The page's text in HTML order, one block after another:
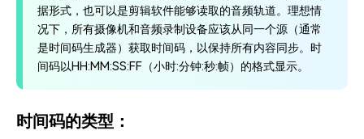
据形式，也可以是剪辑软件能够读取的音频轨道。理想情
况下，所有摄像机和音频录制设备应该从同一个源（通常
是时间码生成器）获取时间码，以保持所有内容同步。时
间码以HH:MM:SS:FF（小时:分钟:秒:帧）的格式显示。
时间码的类型：